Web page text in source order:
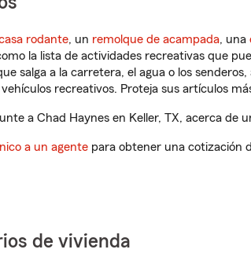
rodante, un remolque de acampada, una
la lista de actividades recreativas que
salga a la carretera, el agua o los
recreativos. Proteja sus artículos
a Chad Haynes en Keller, TX, acerca de
a un agente para obtener una cotización
de vivienda